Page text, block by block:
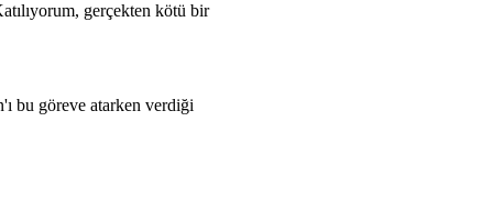
gerçekten kötü bir
bu göreve atarken verdiği